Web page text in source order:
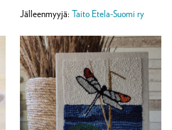
Jälleenmyyjä: Taito Etela-Suomi ry